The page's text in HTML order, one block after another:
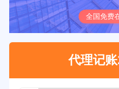
全国免费
代理记